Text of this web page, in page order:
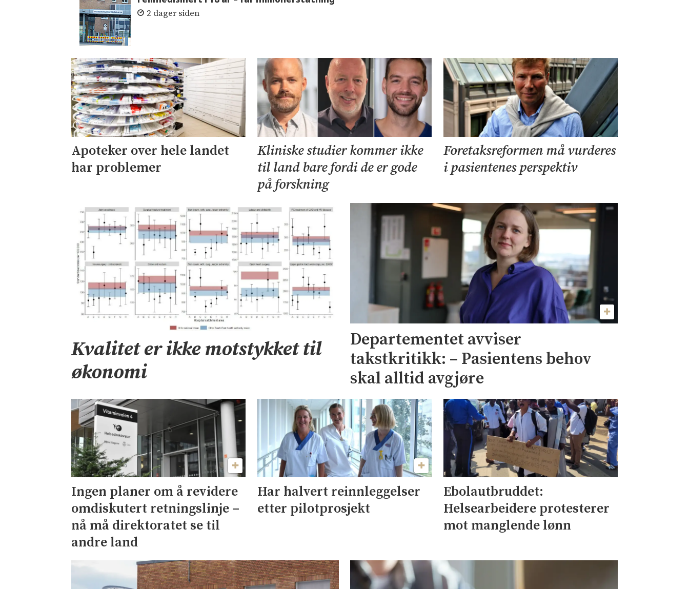
2 dager siden
Apoteker over hele landet
har problemer
Kliniske studier kommer ikke
til land bare fordi de er gode
på forskning
Foretaksreformen må vurderes
i pasientenes perspektiv
Kvalitet er ikke motstykket til
økonomi
Departementet avviser
takstkritikk: – Pasientens behov
skal alltid avgjøre
Ingen planer om å revidere
omdiskutert retningslinje –
nå må direktoratet se til
andre land
Har halvert reinnleggelser
etter pilotprosjekt
Ebolautbruddet:
Helsearbeidere protesterer
mot manglende lønn